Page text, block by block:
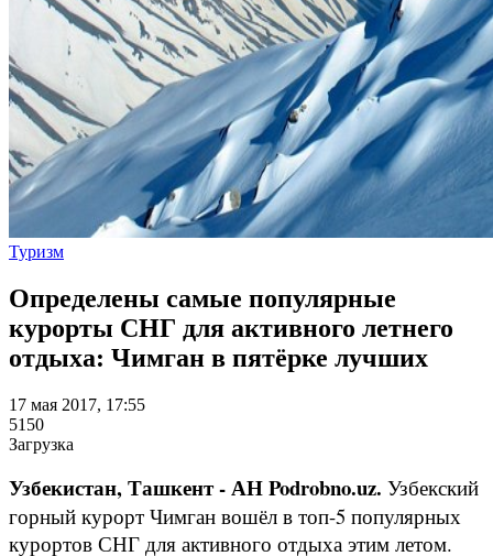
Туризм
Определены самые популярные
курорты СНГ для активного летнего
отдыха: Чимган в пятёрке лучших
17 мая 2017, 17:55
5150
Загрузка
Узбекистан, Ташкент - АН Podrobno.uz. Узбекский
горный курорт Чимган вошёл в топ-5 популярных
курортов СНГ для активного отдыха этим летом.